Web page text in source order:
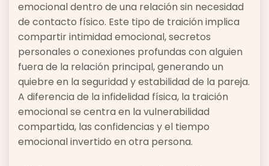
emocional dentro de una relación sin necesidad
de contacto físico. Este tipo de traición implica
compartir intimidad emocional, secretos
personales o conexiones profundas con alguien
fuera de la relación principal, generando un
quiebre en la seguridad y estabilidad de la pareja.
A diferencia de la infidelidad física, la traición
emocional se centra en la vulnerabilidad
compartida, las confidencias y el tiempo
emocional invertido en otra persona.